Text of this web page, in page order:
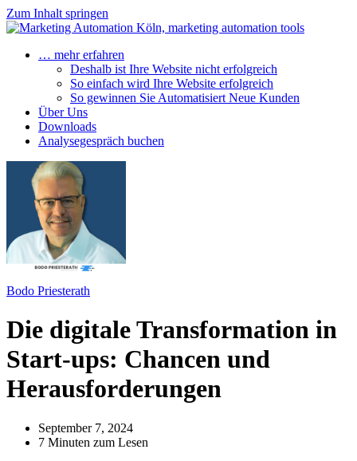
Zum Inhalt springen
… mehr erfahren
Deshalb ist Ihre Website nicht erfolgreich
So einfach wird Ihre Website erfolgreich
So gewinnen Sie Automatisiert Neue Kunden
Über Uns
Downloads
Analysegespräch buchen
Bodo Priesterath
Die digitale Transformation in
Start-ups: Chancen und
Herausforderungen
September 7, 2024
7 Minuten zum Lesen